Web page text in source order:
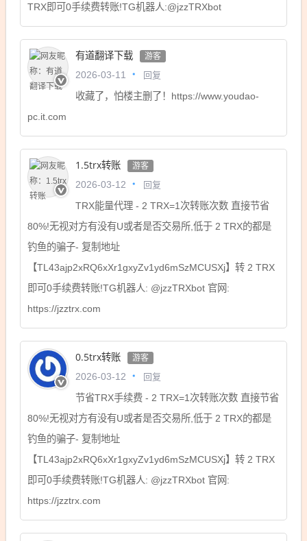
TRX即可0手续费转账!TG机器人:@jzzTRXbot
有道翻译下载 游客
2026-03-11 回复
收藏了，怕楼主删了！https://www.youdao-
pc.it.com
1.5trx转账 游客
2026-03-12 回复
TRX能量代理 - 2 TRX=1次转账次数 直接节省
80%!无视对方有没有U或者是否交易所,低于 2 TRX的都是
钓鱼的骗子- 复制地址
【TL43ajp2xRQ6xXr1gxyZv1yd6mSzMCUSXj】转 2 TRX
即可0手续费转账!TG机器人: @jzzTRXbot 官网:
https://jzztrx.com
0.5trx转账 游客
2026-03-12 回复
节省TRX手续费 - 2 TRX=1次转账次数 直接节省
80%!无视对方有没有U或者是否交易所,低于 2 TRX的都是
钓鱼的骗子- 复制地址
【TL43ajp2xRQ6xXr1gxyZv1yd6mSzMCUSXj】转 2 TRX
即可0手续费转账!TG机器人: @jzzTRXbot 官网:
https://jzztrx.com